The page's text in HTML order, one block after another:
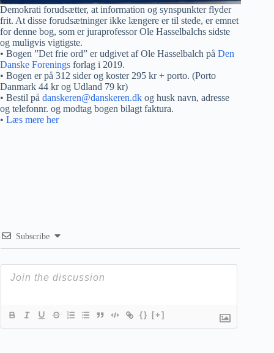
Demokrati forudsætter, at information og synspunkter flyder
frit. At disse forudsætninger ikke længere er til stede, er emnet
for denne bog, som er juraprofessor Ole Hasselbalchs sidste
og muligvis vigtigste.
• Bogen ”Det frie ord” er udgivet af Ole Hasselbalch på Den
Danske Forenings forlag i 2019.
• Bogen er på 312 sider og koster 295 kr + porto. (Porto
Danmark 44 kr og Udland 79 kr)
• Bestil på danskeren@danskeren.dk og husk navn, adresse
og telefonnr. og modtag bogen bilagt faktura.
• Læs mere her
Subscribe
{} [+]